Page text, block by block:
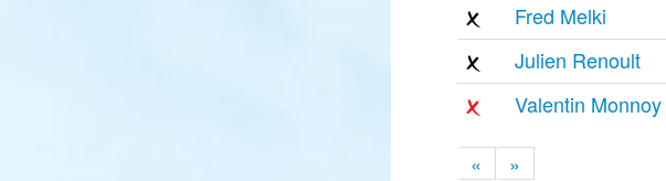
Fred Melki
Julien Renoult
Valentin Monnoy
« »